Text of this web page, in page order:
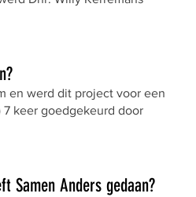
en werd dit project voor een
keer goedgekeurd door
Samen Anders gedaan?